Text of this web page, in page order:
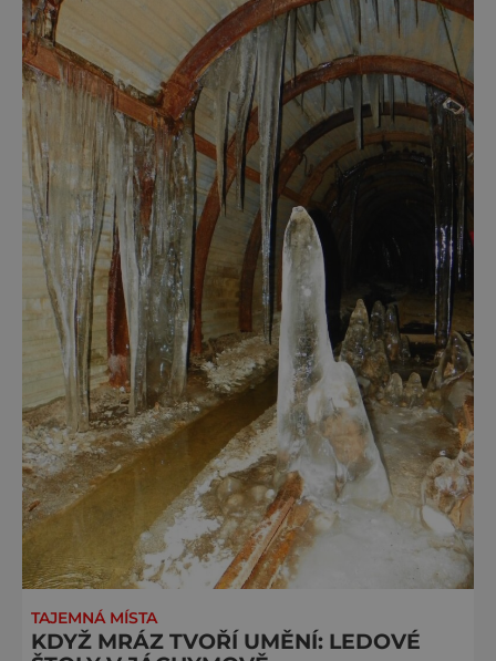
TAJEMNÁ MÍSTA
KDYŽ MRÁZ TVOŘÍ UMĚNÍ: LEDOVÉ